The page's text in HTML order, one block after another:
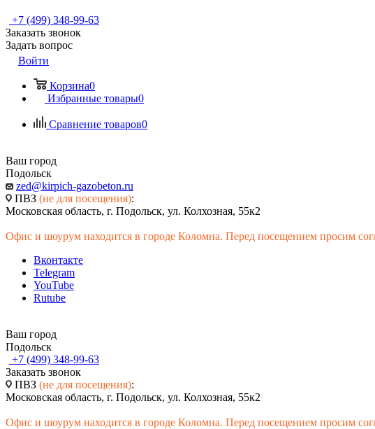
+7 (499) 348-99-63
Заказать звонок
Задать вопрос
Войти
Корзина0
Избранные товары0
Сравнение товаров0
Ваш город
Подольск
zed@kirpich-gazobeton.ru
ПВЗ (не для посещения):
Московская область, г. Подольск, ул. Колхозная, 55к2
Офис и шоурум находится в городе Коломна. Перед посещением просим
Вконтакте
Telegram
YouTube
Rutube
Ваш город
Подольск
+7 (499) 348-99-63
Заказать звонок
ПВЗ (не для посещения):
Московская область, г. Подольск, ул. Колхозная, 55к2
Офис и шоурум находится в городе Коломна. Перед посещением просим